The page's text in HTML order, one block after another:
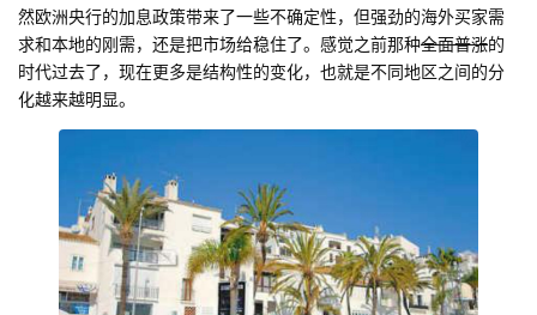
然欧洲央行的加息政策带来了一些不确定性，但强劲的海外买家需
求和本地的刚需，还是把市场给稳住了。感觉之前那种全面普涨的
时代过去了，现在更多是结构性的变化，也就是不同地区之间的分
化越来越明显。